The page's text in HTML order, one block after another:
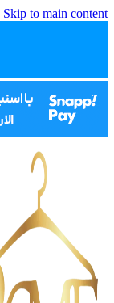
Skip to main content